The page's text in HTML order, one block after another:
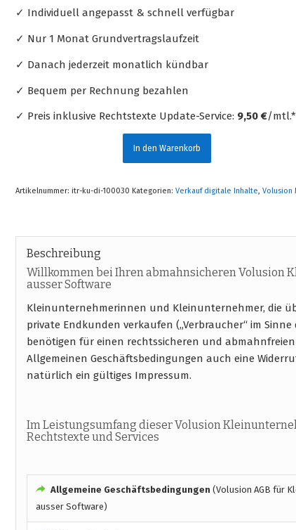
✓ Individuell angepasst & schnell verfügbar
✓ Nur 1 Monat Grundvertragslaufzeit
✓ Danach jederzeit monatlich kündbar
✓ Bequem per Rechnung bezahlen
✓ Preis inklusive Rechtstexte Update-Service: 9,50 €/mtl.*
In den Warenkorb
Artikelnummer:itr-ku-di-100030 Kategorien:Verkauf digitale Inhalte,Volusion
Beschreibung
Willkommen bei Ihren abmahnsicheren Volusion
ausser Software
Kleinunternehmerinnen und Kleinunternehmer, die
private Endkunden verkaufen („Verbraucher“ im
benötigen für einen rechtssicheren und
Allgemeinen Geschäftsbedingungen auch eine
natürlich ein gültiges Impressum.
Im Leistungsumfang dieser Volusion
Rechtstexte und Services
Allgemeine Geschäftsbedingungen (Volusion AGB für
ausser Software)